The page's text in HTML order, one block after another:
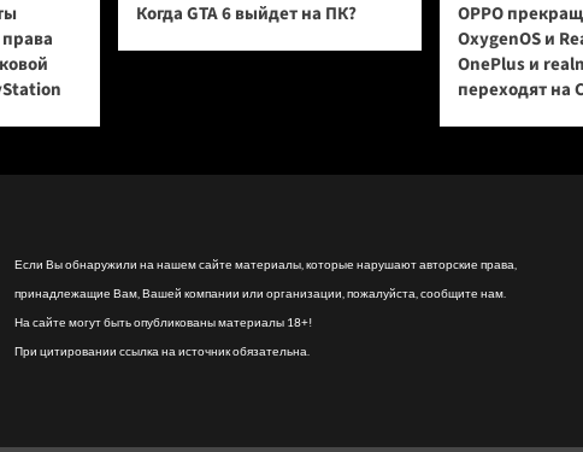
Когда GTA 6 выйдет на ПК?
OPPO
OxygenOS и
OnePlus и
переходят на
Если Вы обнаружили на нашем сайте материалы, которые нарушают авторские права,
принадлежащие Вам, Вашей компании или организации, пожалуйста, сообщите нам.
На сайте могут быть опубликованы материалы 18+!
При цитировании ссылка на источник обязательна.